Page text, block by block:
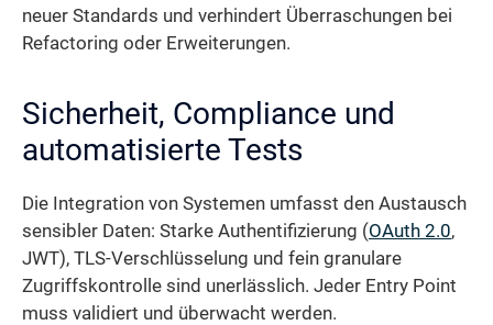
neuer Standards und verhindert Überraschungen bei
Refactoring oder Erweiterungen.
Sicherheit, Compliance und
automatisierte Tests
Die Integration von Systemen umfasst den Austausch
sensibler Daten: Starke Authentifizierung (OAuth 2.0,
JWT), TLS-Verschlüsselung und fein granulare
Zugriffskontrolle sind unerlässlich. Jeder Entry Point
muss validiert und überwacht werden.